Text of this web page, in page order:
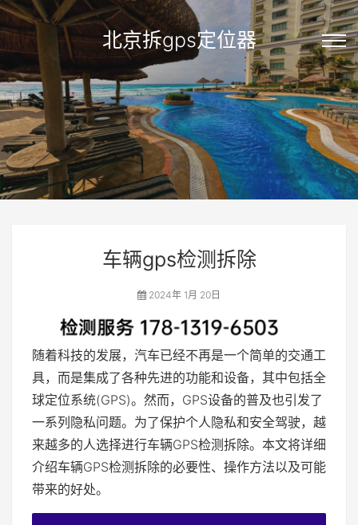
北京拆gps定位器
车辆gps检测拆除
2024年 1月 20日
随着科技的发展，汽车已经不再是一个简单的交通工
具，而是集成了各种先进的功能和设备，其中包括全
球定位系统(GPS)。然而，GPS设备的普及也引发了
一系列隐私问题。为了保护个人隐私和安全驾驶，越
来越多的人选择进行车辆GPS检测拆除。本文将详细
介绍车辆GPS检测拆除的必要性、操作方法以及可能
带来的好处。